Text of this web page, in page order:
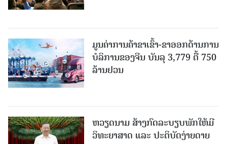
ມູນຄ່າການຄ້າຂາເຂົ້າ-ຂາອອກດ້ານການ
ບໍລິການຂອງຈີນ ບັນລຸ 3,779 ຕື້ 750
ລ້ານຢວນ
ຫວຽດນາມ ສ້າງກົດລະບຽບພັກໃຫ້ມີ
ວິທະຍາສາດ ແລະ ປະຕິບັດງ່າຍດາຍ